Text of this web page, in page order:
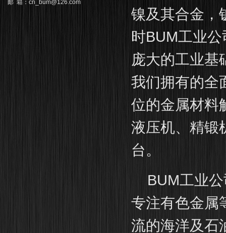
邮 箱： cn_bum@126.com
镍及其合金，
时BUM工业
庞大的工业基
我们拥有的全
位的金属材料
液压机、精锻
台。
BUM工业公
专注有色金属
流的海洋及石